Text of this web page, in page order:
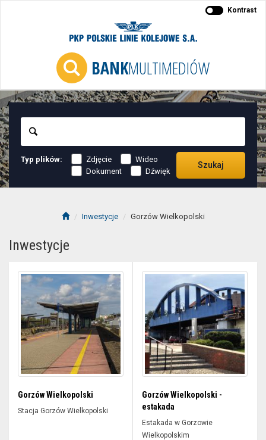
BANKMULTIMEDIÓW
Kontrast
Typ plików: Zdjęcie
Wideo
Dokument
Dźwięk
Szukaj
Inwestycje Gorzów Wielkopolski
Inwestycje
Gorzów Wielkopolski
Stacja Gorzów Wielkopolski
Gorzów Wielkopolski -
estakada
Estakada w Gorzowie
Wielkopolskim